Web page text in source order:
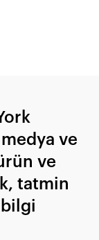
ve
ve
tatmin